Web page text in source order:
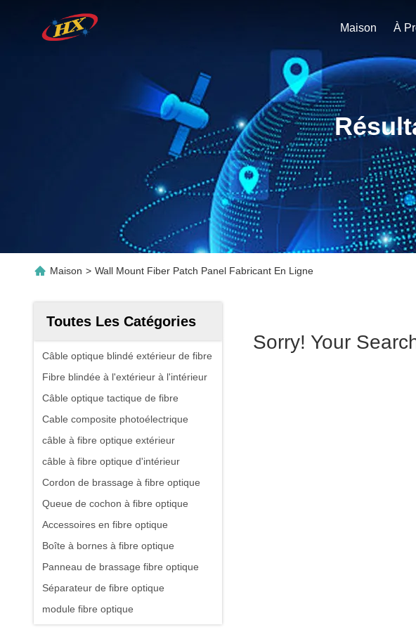
Maison
Maison > Wall Mount Fiber Patch Panel Fabricant En Ligne
Toutes Les Catégories
Câble optique blindé extérieur de fibre
Fibre blindée à l'extérieur à l'intérieur
Câble optique tactique de fibre
Cable composite photoélectrique
câble à fibre optique extérieur
câble à fibre optique d'intérieur
Cordon de brassage à fibre optique
Queue de cochon à fibre optique
Accessoires en fibre optique
Boîte à bornes à fibre optique
Panneau de brassage fibre optique
Séparateur de fibre optique
module fibre optique
Sorry! Your